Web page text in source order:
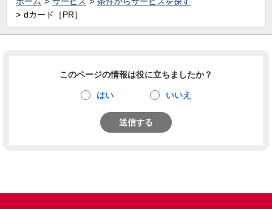
dカード［PR］
このページの情報は役に立ちましたか？
はい いいえ
送信する